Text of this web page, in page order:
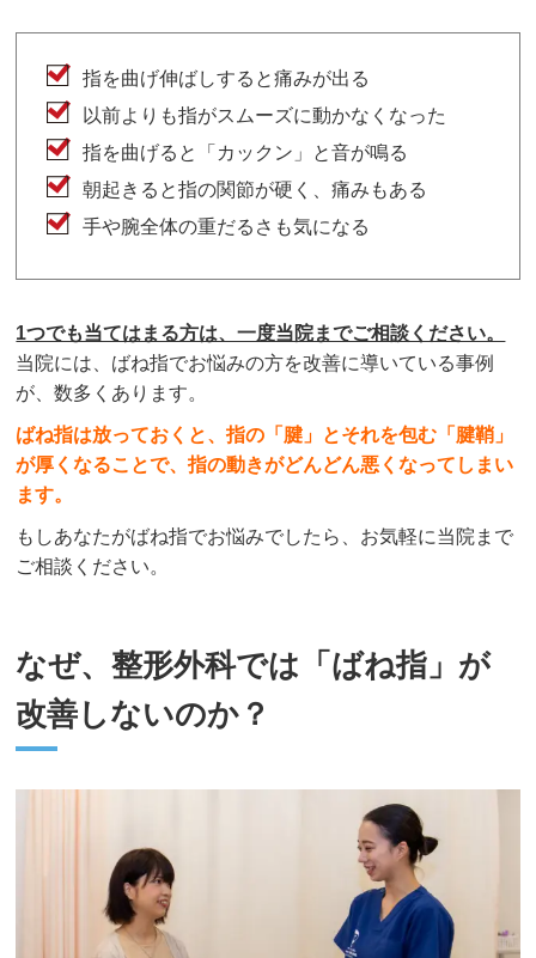
指を曲げ伸ばしすると痛みが出る
以前よりも指がスムーズに動かなくなった
指を曲げると「カックン」と音が鳴る
朝起きると指の関節が硬く、痛みもある
手や腕全体の重だるさも気になる
1つでも当てはまる方は、一度当院までご相談ください。
当院には、ばね指でお悩みの方を改善に導いている事例
が、数多くあります。
ばね指は放っておくと、指の「腱」とそれを包む「腱鞘」
が厚くなることで、指の動きがどんどん悪くなってしまい
ます。
もしあなたがばね指でお悩みでしたら、お気軽に当院まで
ご相談ください。
なぜ、整形外科では「ばね指」が
改善しないのか？